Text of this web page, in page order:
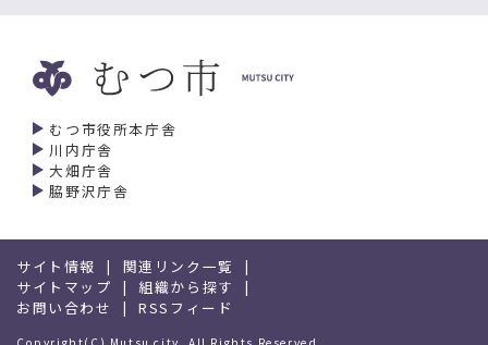
むつ市役所本庁舎
川内庁舎
大畑庁舎
脇野沢庁舎
サイト情報
関連リンク一覧
サイトマップ
組織から探す
お問い合わせ
RSSフィード